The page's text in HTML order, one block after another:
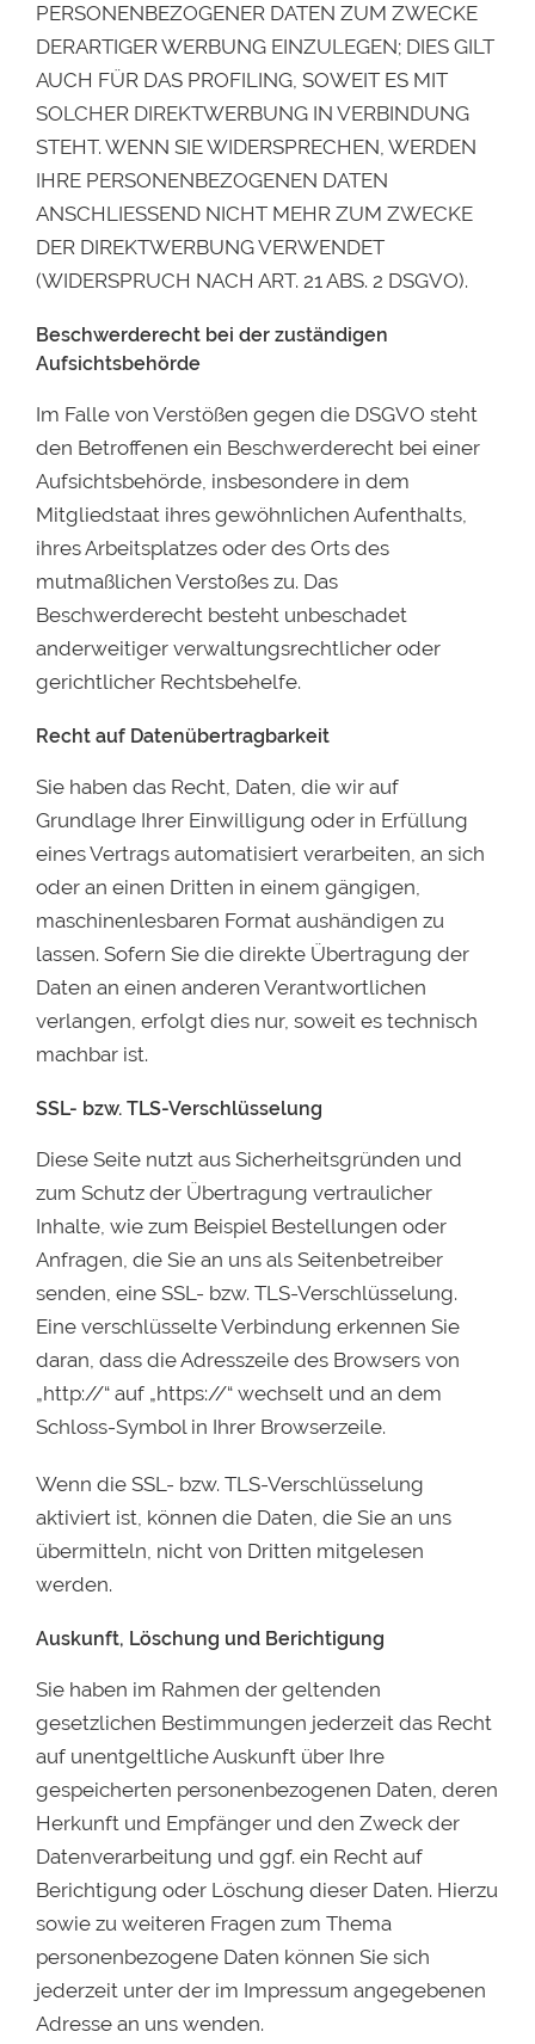
PERSONENBEZOGENER DATEN ZUM ZWECKE
DERARTIGER WERBUNG EINZULEGEN; DIES GILT
AUCH FÜR DAS PROFILING, SOWEIT ES MIT
SOLCHER DIREKTWERBUNG IN VERBINDUNG
STEHT. WENN SIE WIDERSPRECHEN, WERDEN
IHRE PERSONENBEZOGENEN DATEN
ANSCHLIESSEND NICHT MEHR ZUM ZWECKE
DER DIREKTWERBUNG VERWENDET
(WIDERSPRUCH NACH ART. 21 ABS. 2 DSGVO).
Beschwerderecht bei der zuständigen
Aufsichtsbehörde
Im Falle von Verstößen gegen die DSGVO steht
den Betroffenen ein Beschwerderecht bei einer
Aufsichtsbehörde, insbesondere in dem
Mitgliedstaat ihres gewöhnlichen Aufenthalts,
ihres Arbeitsplatzes oder des Orts des
mutmaßlichen Verstoßes zu. Das
Beschwerderecht besteht unbeschadet
anderweitiger verwaltungsrechtlicher oder
gerichtlicher Rechtsbehelfe.
Recht auf Datenübertragbarkeit
Sie haben das Recht, Daten, die wir auf
Grundlage Ihrer Einwilligung oder in Erfüllung
eines Vertrags automatisiert verarbeiten, an sich
oder an einen Dritten in einem gängigen,
maschinenlesbaren Format aushändigen zu
lassen. Sofern Sie die direkte Übertragung der
Daten an einen anderen Verantwortlichen
verlangen, erfolgt dies nur, soweit es technisch
machbar ist.
SSL- bzw. TLS-Verschlüsselung
Diese Seite nutzt aus Sicherheitsgründen und
zum Schutz der Übertragung vertraulicher
Inhalte, wie zum Beispiel Bestellungen oder
Anfragen, die Sie an uns als Seitenbetreiber
senden, eine SSL- bzw. TLS-Verschlüsselung.
Eine verschlüsselte Verbindung erkennen Sie
daran, dass die Adresszeile des Browsers von
„http://“ auf „https://“ wechselt und an dem
Schloss-Symbol in Ihrer Browserzeile.
Wenn die SSL- bzw. TLS-Verschlüsselung
aktiviert ist, können die Daten, die Sie an uns
übermitteln, nicht von Dritten mitgelesen
werden.
Auskunft, Löschung und Berichtigung
Sie haben im Rahmen der geltenden
gesetzlichen Bestimmungen jederzeit das Recht
auf unentgeltliche Auskunft über Ihre
gespeicherten personenbezogenen Daten, deren
Herkunft und Empfänger und den Zweck der
Datenverarbeitung und ggf. ein Recht auf
Berichtigung oder Löschung dieser Daten. Hierzu
sowie zu weiteren Fragen zum Thema
personenbezogene Daten können Sie sich
jederzeit unter der im Impressum angegebenen
Adresse an uns wenden.